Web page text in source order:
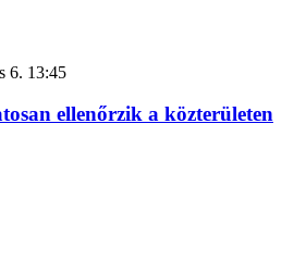
6. 13:45
ellenőrzik a közterületen